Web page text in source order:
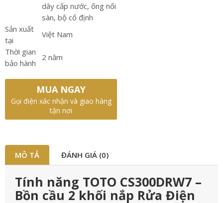
dây cấp nước, ống nối
sàn, bộ cố định
Sản xuất
tại
Việt Nam
Thời gian
bảo hành
2 năm
MUA NGAY
Gọi điện xác nhận và giao hàng
tận nơi
MÔ TẢ ĐÁNH GIÁ (0)
Tính năng TOTO CS300DRW7 –
Bồn cầu 2 khối nắp Rửa Điện